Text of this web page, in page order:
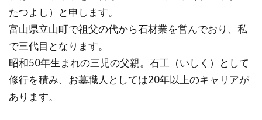
たつよし）と申します。
富山県立山町で祖父の代から石材業を営んでおり、私
で三代目となります。
昭和50年生まれの三児の父親。石工（いしく）として
修行を積み、お墓職人としては20年以上のキャリアが
あります。